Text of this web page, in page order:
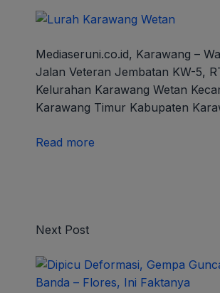
Mediaseruni.co.id, Karawang –
Jalan Veteran Jembatan KW-5,
Kelurahan Karawang Wetan
Karawang Timur Kabupaten
Read more
Next Post